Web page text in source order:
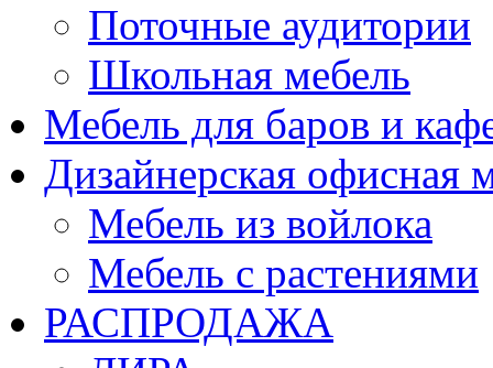
Поточные аудитории
Школьная мебель
Мебель для баров и
Дизайнерская офисная
Мебель из войлока
Мебель с растениями
РАСПРОДАЖА